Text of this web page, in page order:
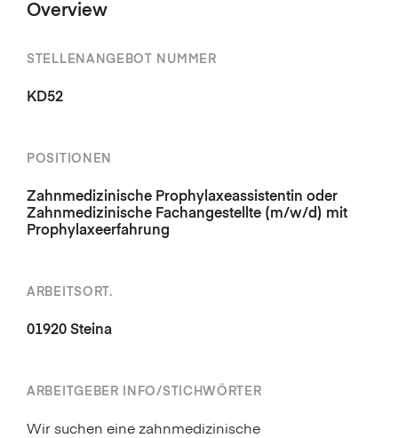
Overview
STELLENANGEBOT NUMMER
KD52
POSITIONEN
Zahnmedizinische Prophylaxeassistentin oder
Zahnmedizinische Fachangestellte (m/w/d) mit
Prophylaxeerfahrung
ARBEITSORT.
01920 Steina
ARBEITGEBER INFO/STICHWÖRTER
Wir suchen eine zahnmedizinische